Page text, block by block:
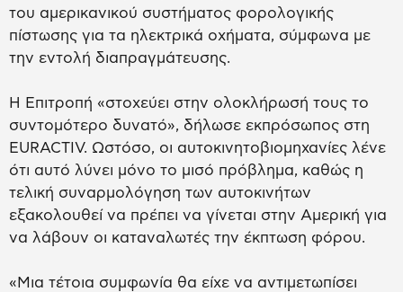
του αμερικανικού συστήματος φορολογικής
πίστωσης για τα ηλεκτρικά οχήματα, σύμφωνα με
την εντολή διαπραγμάτευσης.
Η Επιτροπή «στοχεύει στην ολοκλήρωσή τους το
συντομότερο δυνατό», δήλωσε εκπρόσωπος στη
EURACTIV. Ωστόσο, οι αυτοκινητοβιομηχανίες λένε
ότι αυτό λύνει μόνο το μισό πρόβλημα, καθώς η
τελική συναρμολόγηση των αυτοκινήτων
εξακολουθεί να πρέπει να γίνεται στην Αμερική για
να λάβουν οι καταναλωτές την έκπτωση φόρου.
«Μια τέτοια συμφωνία θα είχε να αντιμετωπίσει